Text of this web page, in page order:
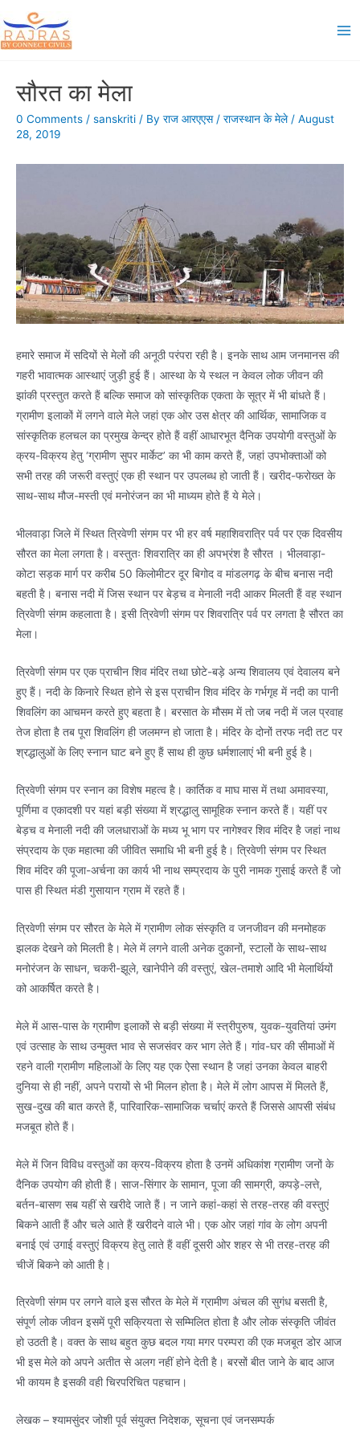
to
content
सौरत का मेला
0 Comments / sanskriti / By राज आरएएस / राजस्थान के मेले/ August
28, 2019
हमारे समाज में सदियों से मेलों की अनूठी परंपरा रही है। इनके साथ आम जनमानस की
गहरी भावात्मक आस्थाएं जुड़ी हुई हैं। आस्था के ये स्थल न केवल लोक जीवन की
झांकी प्रस्तुत करते हैं बल्कि समाज को सांस्कृतिक एकता के सूत्र में भी बांधते हैं।
ग्रामीण इलाकों में लगने वाले मेले जहां एक ओर उस क्षेत्र की आर्थिक, सामाजिक व
सांस्कृतिक हलचल का प्रमुख केन्द्र होते हैं वहीं आधारभूत दैनिक उपयोगी वस्तुओं के
क्रय-विक्रय हेतु ‘ग्रामीण सुपर मार्केट’ का भी काम करते हैं, जहां उपभोक्ताओं को
सभी तरह की जरूरी वस्तुएं एक ही स्थान पर उपलब्ध हो जाती हैं। खरीद-फरोख्त के
साथ-साथ मौज-मस्ती एवं मनोरंजन का भी माध्यम होते हैं ये मेले।
भीलवाड़ा जिले में स्थित त्रिवेणी संगम पर भी हर वर्ष महाशिवरात्रि पर्व पर एक दिवसीय
सौरत का मेला लगता है। वस्तुतः शिवरात्रि का ही अपभ्रंश है सौरत । भीलवाड़ा-
कोटा सड़क मार्ग पर करीब 50 किलोमीटर दूर बिगोद व मांडलगढ़ के बीच बनास नदी
बहती है। बनास नदी में जिस स्थान पर बेड़च व मेनाली नदी आकर मिलती हैं वह स्थान
त्रिवेणी संगम कहलाता है। इसी त्रिवेणी संगम पर शिवरात्रि पर्व पर लगता है सौरत का
मेला।
त्रिवेणी संगम पर एक प्राचीन शिव मंदिर तथा छोटे-बड़े अन्य शिवालय एवं देवालय बने
हुए हैं। नदी के किनारे स्थित होने से इस प्राचीन शिव मंदिर के गर्भगृह में नदी का पानी
शिवलिंग का आचमन करते हुए बहता है। बरसात के मौसम में तो जब नदी में जल प्रवाह
तेज होता है तब पूरा शिवलिंग ही जलमग्न हो जाता है। मंदिर के दोनों तरफ नदी तट पर
श्रद्धालुओं के लिए स्नान घाट बने हुए हैं साथ ही कुछ धर्मशालाएं भी बनी हुई है।
त्रिवेणी संगम पर स्नान का विशेष महत्व है। कार्तिक व माघ मास में तथा अमावस्या,
पूर्णिमा व एकादशी पर यहां बड़ी संख्या में श्रद्धालु सामूहिक स्नान करते हैं। यहीं पर
बेड़च व मेनाली नदी की जलधाराओं के मध्य भू भाग पर नागेश्वर शिव मंदिर है जहां नाथ
संप्रदाय के एक महात्मा की जीवित समाधि भी बनी हुई है। त्रिवेणी संगम पर स्थित
शिव मंदिर की पूजा-अर्चना का कार्य भी नाथ सम्प्रदाय के पुरी नामक गुसाई करते हैं जो
पास ही स्थित मंडी गुसायान ग्राम में रहते हैं।
त्रिवेणी संगम पर सौरत के मेले में ग्रामीण लोक संस्कृति व जनजीवन की मनमोहक
झलक देखने को मिलती है। मेले में लगने वाली अनेक दुकानों, स्टालों के साथ-साथ
मनोरंजन के साधन, चकरी-झूले, खानेपीने की वस्तुएं, खेल-तमाशे आदि भी मेलार्थियों
को आकर्षित करते है।
मेले में आस-पास के ग्रामीण इलाकों से बड़ी संख्या में स्त्रीपुरुष, युवक-युवतियां उमंग
एवं उत्साह के साथ उन्मुक्त भाव से सजसंवर कर भाग लेते हैं। गांव-घर की सीमाओं में
रहने वाली ग्रामीण महिलाओं के लिए यह एक ऐसा स्थान है जहां उनका केवल बाहरी
दुनिया से ही नहीं, अपने परायों से भी मिलन होता है। मेले में लोग आपस में मिलते हैं,
सुख-दुख की बात करते हैं, पारिवारिक-सामाजिक चर्चाएं करते हैं जिससे आपसी संबंध
मजबूत होते हैं।
मेले में जिन विविध वस्तुओं का क्रय-विक्रय होता है उनमें अधिकांश ग्रामीण जनों के
दैनिक उपयोग की होती हैं। साज-सिंगार के सामान, पूजा की सामग्री, कपड़े-लत्ते,
बर्तन-बासण सब यहीं से खरीदे जाते हैं। न जाने कहां-कहां से तरह-तरह की वस्तुएं
बिकने आती हैं और चले आते हैं खरीदने वाले भी। एक ओर जहां गांव के लोग अपनी
बनाई एवं उगाई वस्तुएं विक्रय हेतु लाते हैं वहीं दूसरी ओर शहर से भी तरह-तरह की
चीजें बिकने को आती है।
त्रिवेणी संगम पर लगने वाले इस सौरत के मेले में ग्रामीण अंचल की सुगंध बसती है,
संपूर्ण लोक जीवन इसमें पूरी सक्रियता से सम्मिलित होता है और लोक संस्कृति जीवंत
हो उठती है। वक्त के साथ बहुत कुछ बदल गया मगर परम्परा की एक मजबूत डोर आज
भी इस मेले को अपने अतीत से अलग नहीं होने देती है। बरसों बीत जाने के बाद आज
भी कायम है इसकी वही चिरपरिचित पहचान।
लेखक – श्यामसुंदर जोशी पूर्व संयुक्त निदेशक, सूचना एवं जनसम्पर्क